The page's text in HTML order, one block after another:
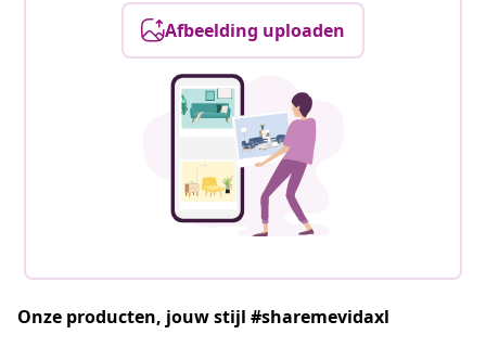
Afbeelding uploaden
Onze producten, jouw stijl #sharemevidaxl